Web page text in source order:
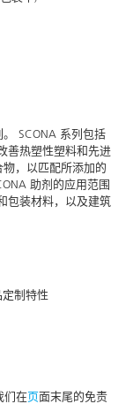
SCONA 系列包括
善热塑性塑料和先进
，以匹配所添加的
助剂的应用范围
包装材料，以及建筑
制特性
们在页面末尾的免责